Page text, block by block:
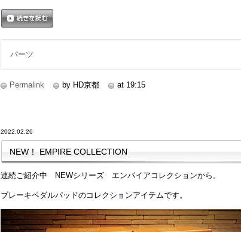
パーツ
Permalink by HD京都 at 19:15
2022.02.26
NEW！ EMPIRE COLLECTION
連続ご紹介中 NEWシリーズ エンパイアコレクションから。
ブレーキペダルパッドのコレクションアイテムです。